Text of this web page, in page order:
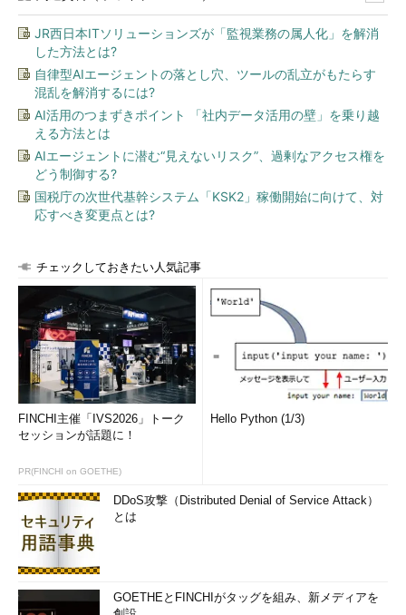
JR西日本ITソリューションズが「監視業務の属人化」を解消
した方法とは?
自律型AIエージェントの落とし穴、ツールの乱立がもたらす
混乱を解消するには?
AI活用のつまずきポイント 「社内データ活用の壁」を乗り越
える方法とは
AIエージェントに潜む“見えないリスク”、過剰なアクセス権を
どう制御する?
国税庁の次世代基幹システム「KSK2」稼働開始に向けて、対
応すべき変更点とは?
チェックしておきたい人気記事
FINCHI主催「IVS2026」トーク
セッションが話題に！
PR(FINCHI on GOETHE)
Hello Python (1/3)
DDoS攻撃（Distributed Denial of Service Attack）
とは
GOETHEとFINCHIがタッグを組み、新メディアを